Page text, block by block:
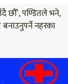
छौँ’, पण्डितले भने,
नहरका